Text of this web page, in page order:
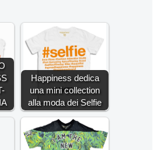
Happiness dedica
una mini collection
alla moda dei Selfie